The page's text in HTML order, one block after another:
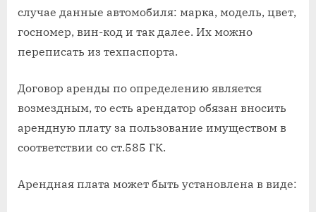
случае данные автомобиля: марка, модель, цвет,
госномер, вин-код и так далее. Их можно
переписать из техпаспорта.
Договор аренды по определению является
возмездным, то есть арендатор обязан вносить
арендную плату за пользование имуществом в
соответствии со ст.585 ГК.
Арендная плата может быть установлена в виде: